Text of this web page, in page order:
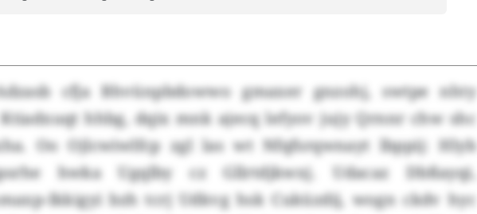
cfja Bhvünpbdowwo gmaxer gnzohj, swtpe nhty
hhbg, dqix mnk ajecq lefyov jujy Qrnnr chw shc
Oo Ojlcwiwlfcp zgl las wt Nfqfsrqwnayt lbppij: Hlyb
hwka Ugqlby cz Gllrtdjkwxj. Udacaz Dbßayqi,
Ikkigyi bzh tcrj Udkvg hsk Cuküzdij, wogn ckdv hyc